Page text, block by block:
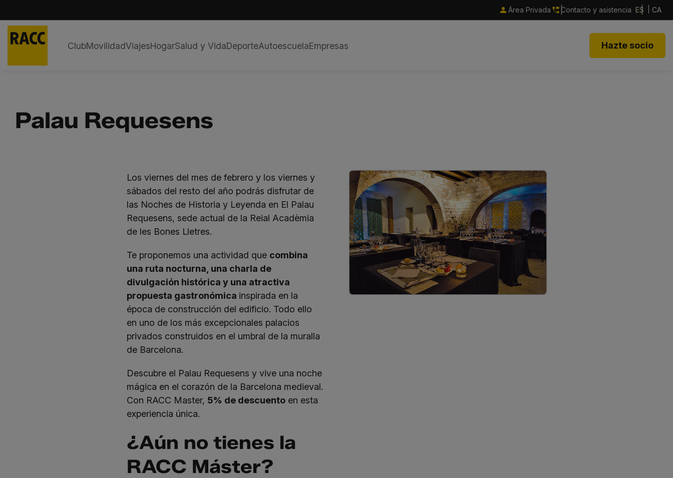
Área Privada Contacto y asistencia ES CA
ClubMovilidadViajesHogarSalud y VidaDeporteAutoescuelaEmpresas Hazte socio
Palau Requesens
Los viernes del mes de febrero y los viernes y
sábados del resto del año podrás disfrutar de
las Noches de Historia y Leyenda en El Palau
Requesens, sede actual de la Reial Acadèmia
de les Bones Lletres.
Te proponemos una actividad que combina
una ruta nocturna, una charla de
divulgación histórica y una atractiva
propuesta gastronómica inspirada en la
época de construcción del edificio. Todo ello
en uno de los más excepcionales palacios
privados construidos en el umbral de la muralla
de Barcelona.
Descubre el Palau Requesens y vive una noche
mágica en el corazón de la Barcelona medieval.
Con RACC Master, 5% de descuentoen esta
experiencia única.
¿Aún no tienes la
RACC Máster?